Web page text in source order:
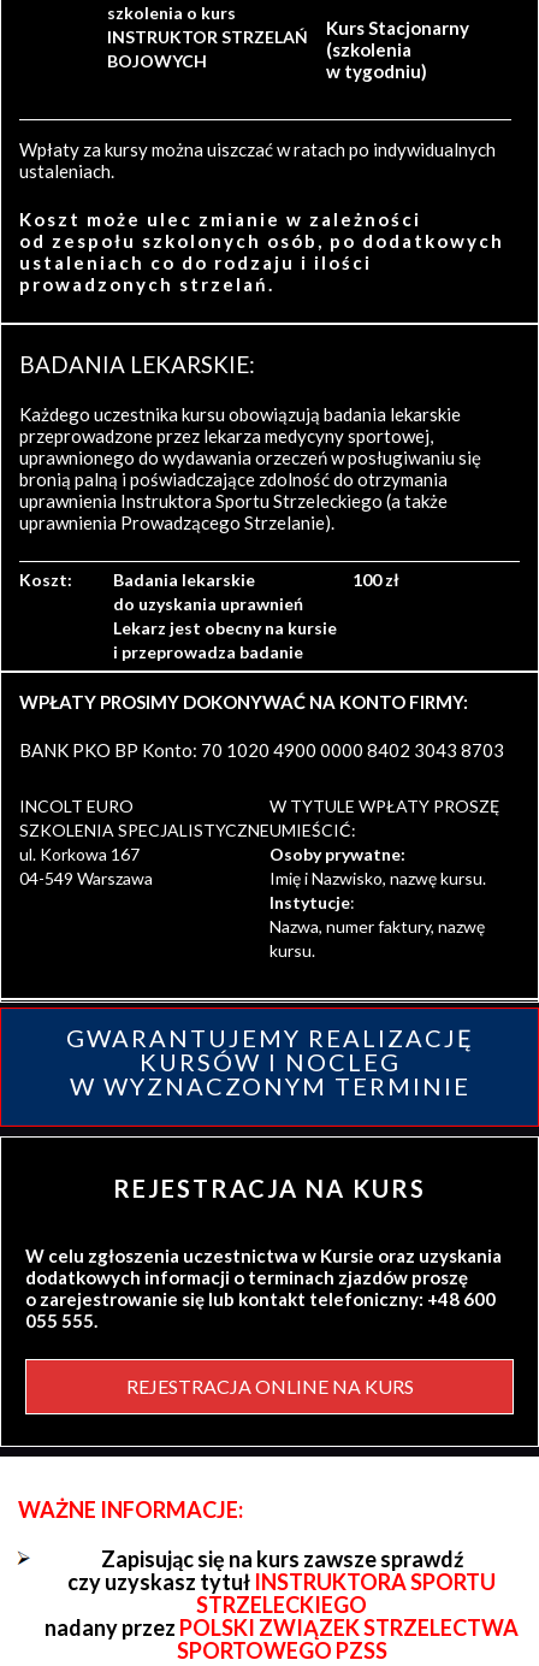
szkolenia o kurs
INSTRUKTOR STRZELAŃ
BOJOWYCH
Kurs Stacjonarny
(szkolenia
w tygodniu)
Wpłaty za kursy można uiszczać w ratach po indywidualnych
ustaleniach.
Koszt może ulec zmianie w zależności
od zespołu szkolonych osób, po dodatkowych
ustaleniach co do rodzaju i ilości
prowadzonych strzelań.
BADANIA LEKARSKIE:
Każdego uczestnika kursu obowiązują badania lekarskie
przeprowadzone przez lekarza medycyny sportowej,
uprawnionego do wydawania orzeczeń w posługiwaniu się
bronią palną i poświadczające zdolność do otrzymania
uprawnienia Instruktora Sportu Strzeleckiego (a także
uprawnienia Prowadzącego Strzelanie).
Koszt:
Badania lekarskie
do uzyskania uprawnień
Lekarz jest obecny na kursie
i przeprowadza badanie
100 zł
WPŁATY PROSIMY DOKONYWAĆ NA KONTO FIRMY:
BANK PKO BP Konto: 70 1020 4900 0000 8402 3043 8703
INCOLT EURO
SZKOLENIA SPECJALISTYCZNE
ul. Korkowa 167
04-549 Warszawa
W TYTULE WPŁATY PROSZĘ
UMIEŚCIĆ:
Osoby prywatne:
Imię i Nazwisko, nazwę kursu.
Instytucje:
Nazwa, numer faktury, nazwę
kursu.
GWARANTUJEMY REALIZACJĘ
KURSÓW I NOCLEG
W WYZNACZONYM TERMINIE
REJESTRACJA NA KURS
W celu zgłoszenia uczestnictwa w Kursie oraz uzyskania
dodatkowych informacji o terminach zjazdów proszę
o zarejestrowanie się lub kontakt telefoniczny: +48 600
055 555.
REJESTRACJA ONLINE NA KURS
WAŻNE INFORMACJE:
Zapisując się na kurs zawsze sprawdź
czy uzyskasz tytuł INSTRUKTORA SPORTU
STRZELECKIEGO
nadany przez POLSKI ZWIĄZEK STRZELECTWA
SPORTOWEGO PZSS